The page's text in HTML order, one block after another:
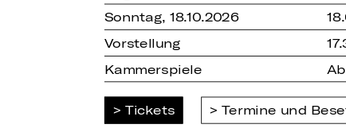
Sonntag, 18.10.2026
Vorstellung
Kammerspiele
Tickets Termine und